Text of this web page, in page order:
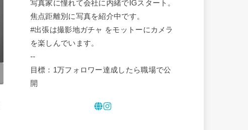
写真家に憧れて会社に内緒でIGスタート。
焦点距離別に写真を紹介中です。
#出張は撮影地ガチャ をモットーにカメラ
を楽しんでいます。
--
目標：1万フォロワー達成したら職場で公
開